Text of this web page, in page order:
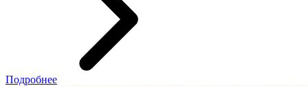
Подробнее